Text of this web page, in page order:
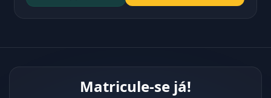
Matricule-se já!